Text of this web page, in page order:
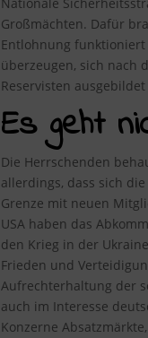
Nationale
Großmächten. Dafür
Entlohnung
überzeugen, sich nach
Reservisten
Es geht
Die Herrschenden
allerdings, dass sich
Grenze mit neuen
USA haben das
den Krieg in der
Frieden und
Aufrechterhaltung der
auch im Interesse
Konzerne